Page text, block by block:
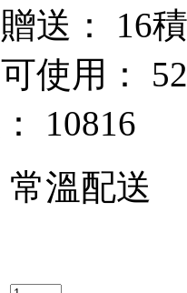
送： 16
使用：
10816
常溫配送